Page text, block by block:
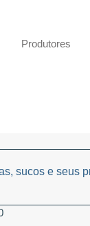
Produtores
sucos e seus